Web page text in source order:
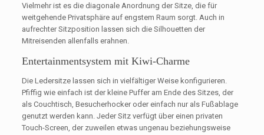
Vielmehr ist es die diagonale Anordnung der Sitze, die für
weitgehende Privatsphäre auf engstem Raum sorgt. Auch in
aufrechter Sitzposition lassen sich die Silhouetten der
Mitreisenden allenfalls erahnen.
Entertainmentsystem mit Kiwi-Charme
Die Ledersitze lassen sich in vielfältiger Weise konfigurieren.
Pfiffig wie einfach ist der kleine Puffer am Ende des Sitzes, der
als Couchtisch, Besucherhocker oder einfach nur als Fußablage
genutzt werden kann. Jeder Sitz verfügt über einen privaten
Touch-Screen, der zuweilen etwas ungenau beziehungsweise